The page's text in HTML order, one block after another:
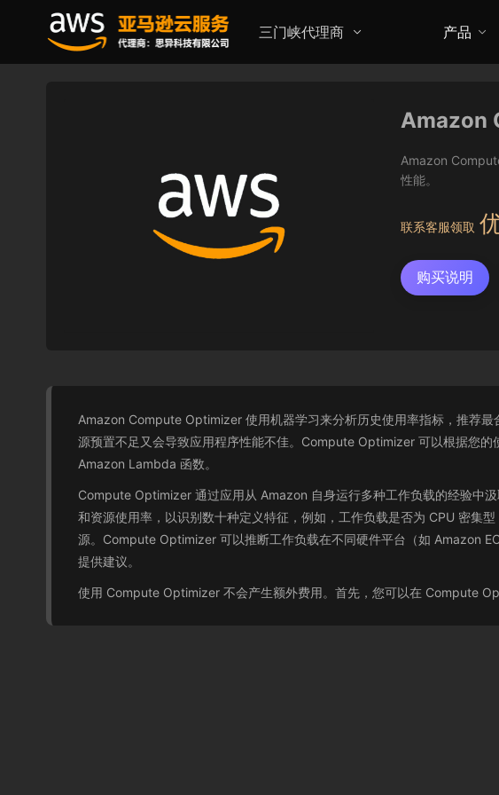
三门峡代理商 产品
Amazon
Amazon
性能。
联系客服领取
购买说明
Amazon Compute Optimizer 使用机器学习来分析历史使用率指标，推荐
源预置不足又会导致应用程序性能不佳。Compute Optimizer 可以根据您的
Amazon Lambda 函数。
Compute Optimizer 通过应用从 Amazon 自身运行多种工作负载的经验中
和资源使用率，以识别数十种定义特征，例如，工作负载是否为 CPU 密集
源。Compute Optimizer 可以推断工作负载在不同硬件平台（如 Amazon
提供建议。
使用 Compute Optimizer 不会产生额外费用。首先，您可以在 Compute